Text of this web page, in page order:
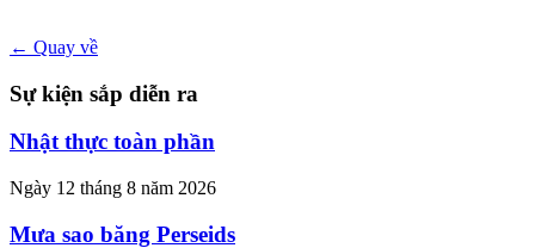
← Quay về
Sự kiện sắp diễn ra
Nhật thực toàn phần
Ngày 12 tháng 8 năm 2026
Mưa sao băng Perseids